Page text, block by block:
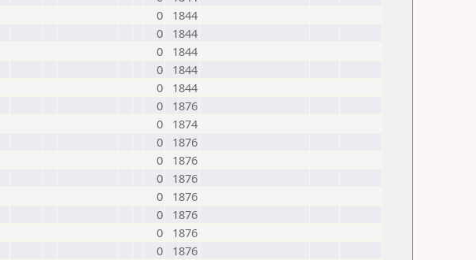
0
1844
0
1844
0
1844
0
1844
0
1844
0
1876
0
1874
0
1876
0
1876
0
1876
0
1876
0
1876
0
1876
0
1876